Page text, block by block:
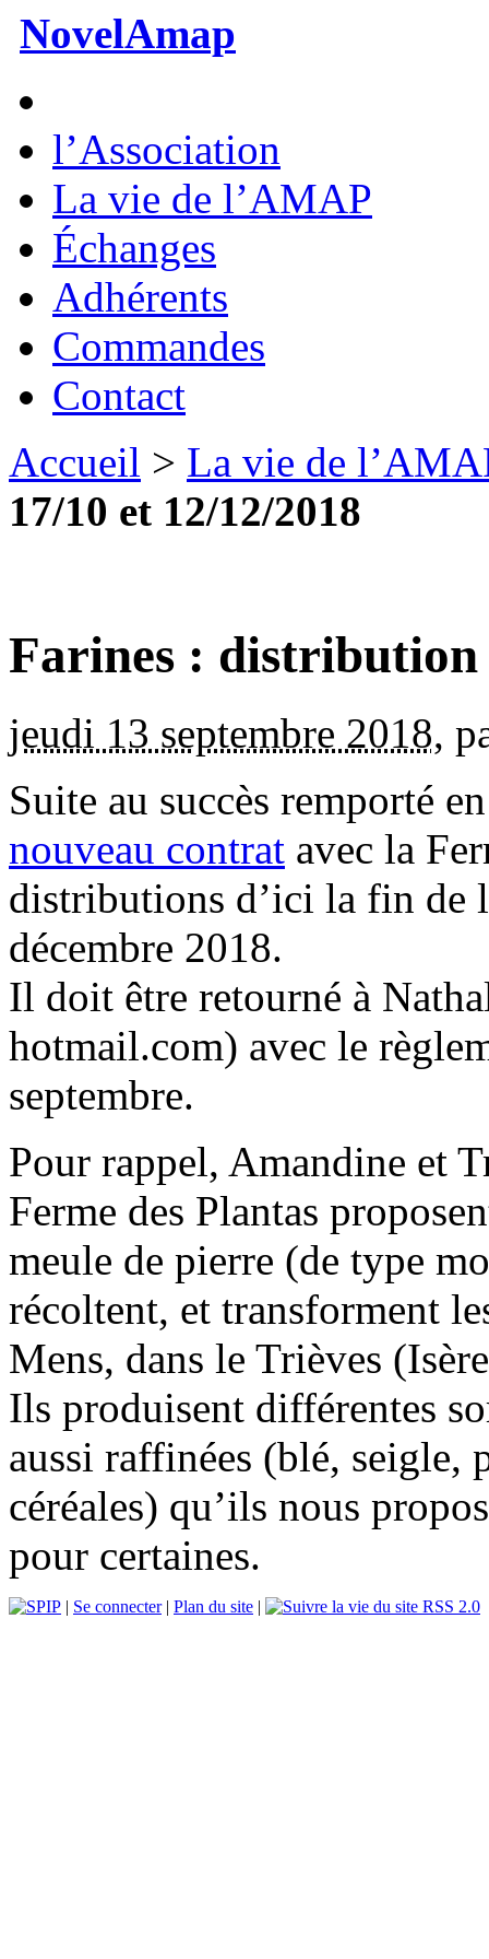
NovelAmap
l’Association
La vie de l’AMAP
Échanges
Adhérents
Commandes
Contact
Accueil > La vie de
17/10 et 12/12/2018
Farines : distribution
jeudi 13 septembre 2018,
Suite au succès remporté
nouveau contrat avec la
distributions d’ici la fin de
décembre 2018.
Il doit être retourné à
hotmail.com) avec le
septembre.
Pour rappel, Amandine et
Ferme des Plantas
meule de pierre (de type
récoltent, et transforment
Mens, dans le Trièves
Ils produisent différentes
aussi raffinées (blé, seigle,
céréales) qu’ils nous
pour certaines.
| Se connecter| Plan du site | RSS 2.0